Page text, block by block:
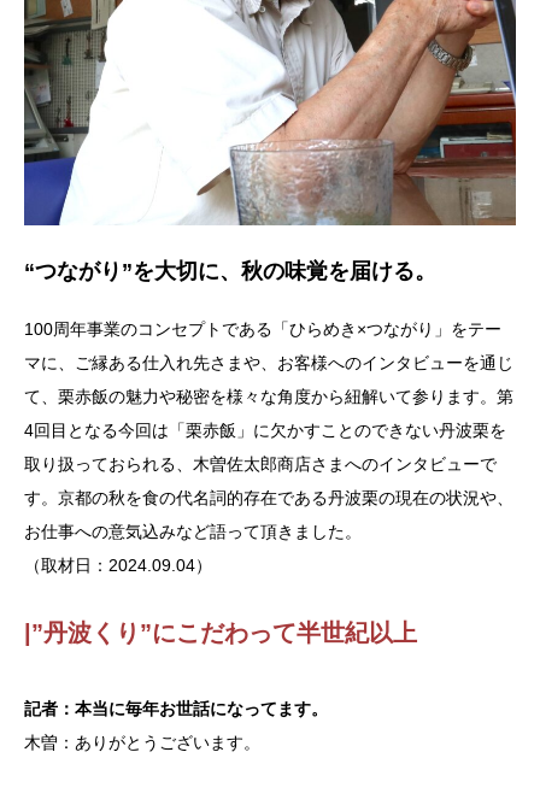
“つながり”を大切に、秋の味覚を届ける。
100周年事業のコンセプトである「ひらめき×つながり」をテー
マに、ご縁ある仕入れ先さまや、お客様へのインタビューを通じ
て、栗赤飯の魅力や秘密を様々な角度から紐解いて参ります。第
4回目となる今回は「栗赤飯」に欠かすことのできない丹波栗を
取り扱っておられる、木曽佐太郎商店さまへのインタビューで
す。京都の秋を食の代名詞的存在である丹波栗の現在の状況や、
お仕事への意気込みなど語って頂きました。
（取材日：2024 .09.04）
|”丹波くり”にこだわって半世紀以上
記者：本当に毎年お世話になってます。
木曽：ありがとうございます。